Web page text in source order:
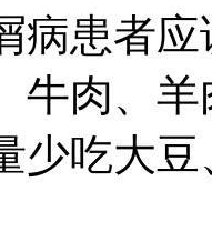
病患者
牛肉、
少吃大